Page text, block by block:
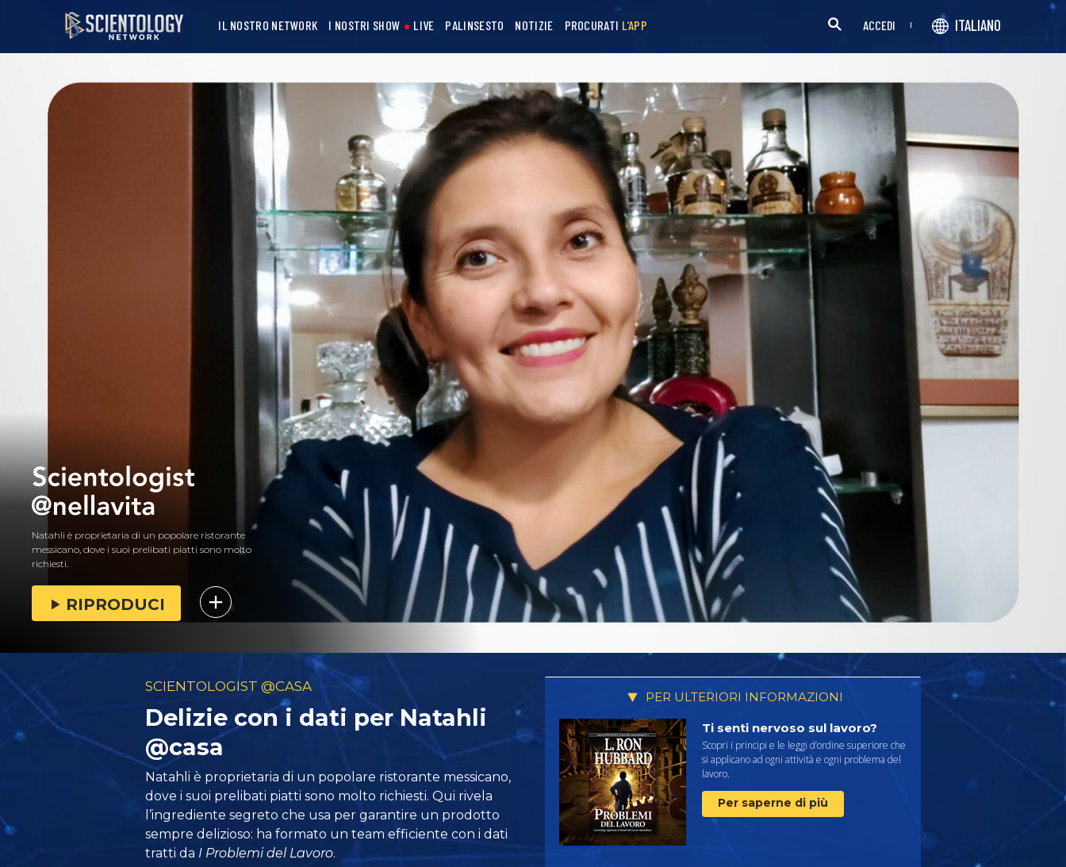
IL NOSTRO NETWORK I NOSTRI SHOW LIVE PALINSESTO NOTIZIE PROCURATI L’APP ACCEDI ITALIANO
Natahli è proprietaria di un popolare ristorante
messicano, dove i suoi prelibati piatti sono molto
richiesti.
RIPRODUCI
SCIENTOLOGIST @CASA
Delizie con i dati per Natahli
@casa
Natahli è proprietaria di un popolare ristorante messicano,
dove i suoi prelibati piatti sono molto richiesti. Qui rivela
l’ingrediente segreto che usa per garantire un prodotto
sempre delizioso: ha formato un team efficiente con i dati
tratti da I Problemi del Lavoro.
PER ULTERIORI INFORMAZIONI
Ti senti nervoso sul lavoro?
Scopri i principi e le leggi d’ordine superiore che
si applicano ad ogni attività e ogni problema del
lavoro.
Per saperne di più